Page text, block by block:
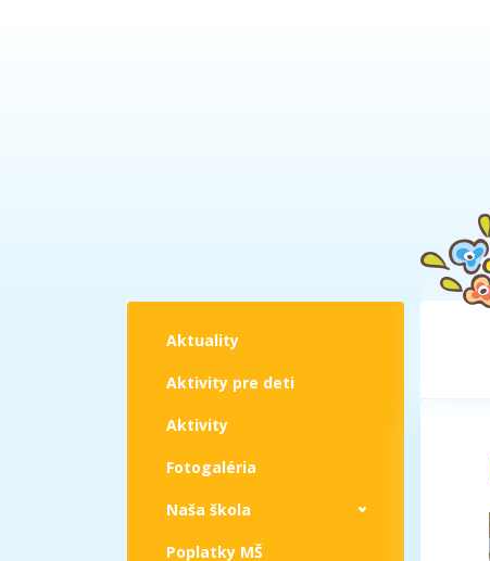
Aktuality
Aktivity pre deti
Aktivity
Fotogaléria
Naša škola
Poplatky MŠ